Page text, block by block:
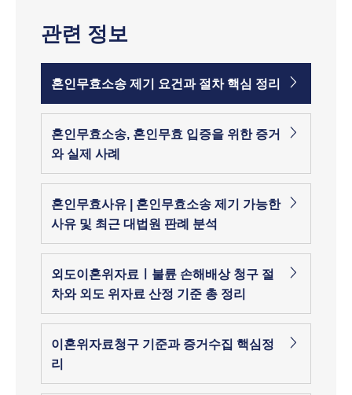
관련 정보
혼인무효소송 제기 요건과 절차 핵심 정리
혼인무효소송, 혼인무효 입증을 위한 증거
와 실제 사례
혼인무효사유 | 혼인무효소송 제기 가능한
사유 및 최근 대법원 판례 분석
외도이혼위자료ㅣ불륜 손해배상 청구 절
차와 외도 위자료 산정 기준 총 정리
이혼위자료청구 기준과 증거수집 핵심정
리